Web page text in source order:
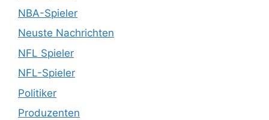
NBA-Spieler
Neuste Nachrichten
NFL Spieler
NFL-Spieler
Politiker
Produzenten